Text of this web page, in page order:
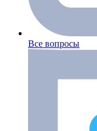
Все вопросы